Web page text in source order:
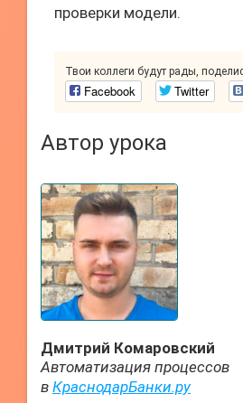
проверки модели.
Твои коллеги будут рады,
Facebook Twitter
Автор урока
Дмитрий Комаровский
Автоматизация процессов
в КраснодарБанки.ру